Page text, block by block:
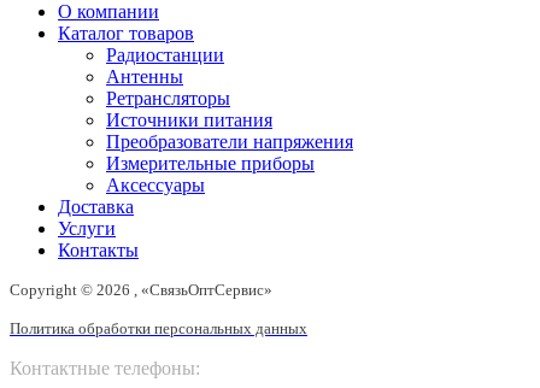
О компании
Каталог товаров
Радиостанции
Антенны
Ретрансляторы
Источники питания
Преобразователи напряжения
Измерительные приборы
Аксессуары
Доставка
Услуги
Контакты
Copyright © 2026 , «СвязьОптСервис»
Политика обработки персональных данных
Контактные телефоны: